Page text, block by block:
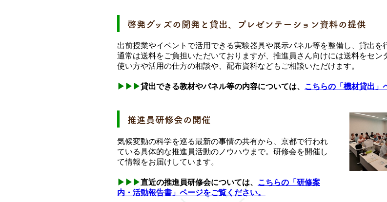
啓発グッズの開発と貸出、プレゼンテーション資料の提供
出前授業やイベントで活用できる実験器具や展示パネル等を整備し、貸出を
通常は送料をご負担いただいておりますが、推進員さん向けには送料をセン
使い方や活用の仕方の相談や、配布資料などもご相談いただけます。
▶▶ ▶貸出できる教材やパネル等の内容については、 こちらの「機材貸出」
推進員研修会の開催
気候変動の科学を巡る最新の事情の共有から、京都で行われ
ている具体的な推進員活動のノウハウまで。研修会を開催し
て情報をお届けしています。
▶▶ ▶直近の推進員研修会については、 こちらの「研修案
内・活動報告書」ページをご覧ください。